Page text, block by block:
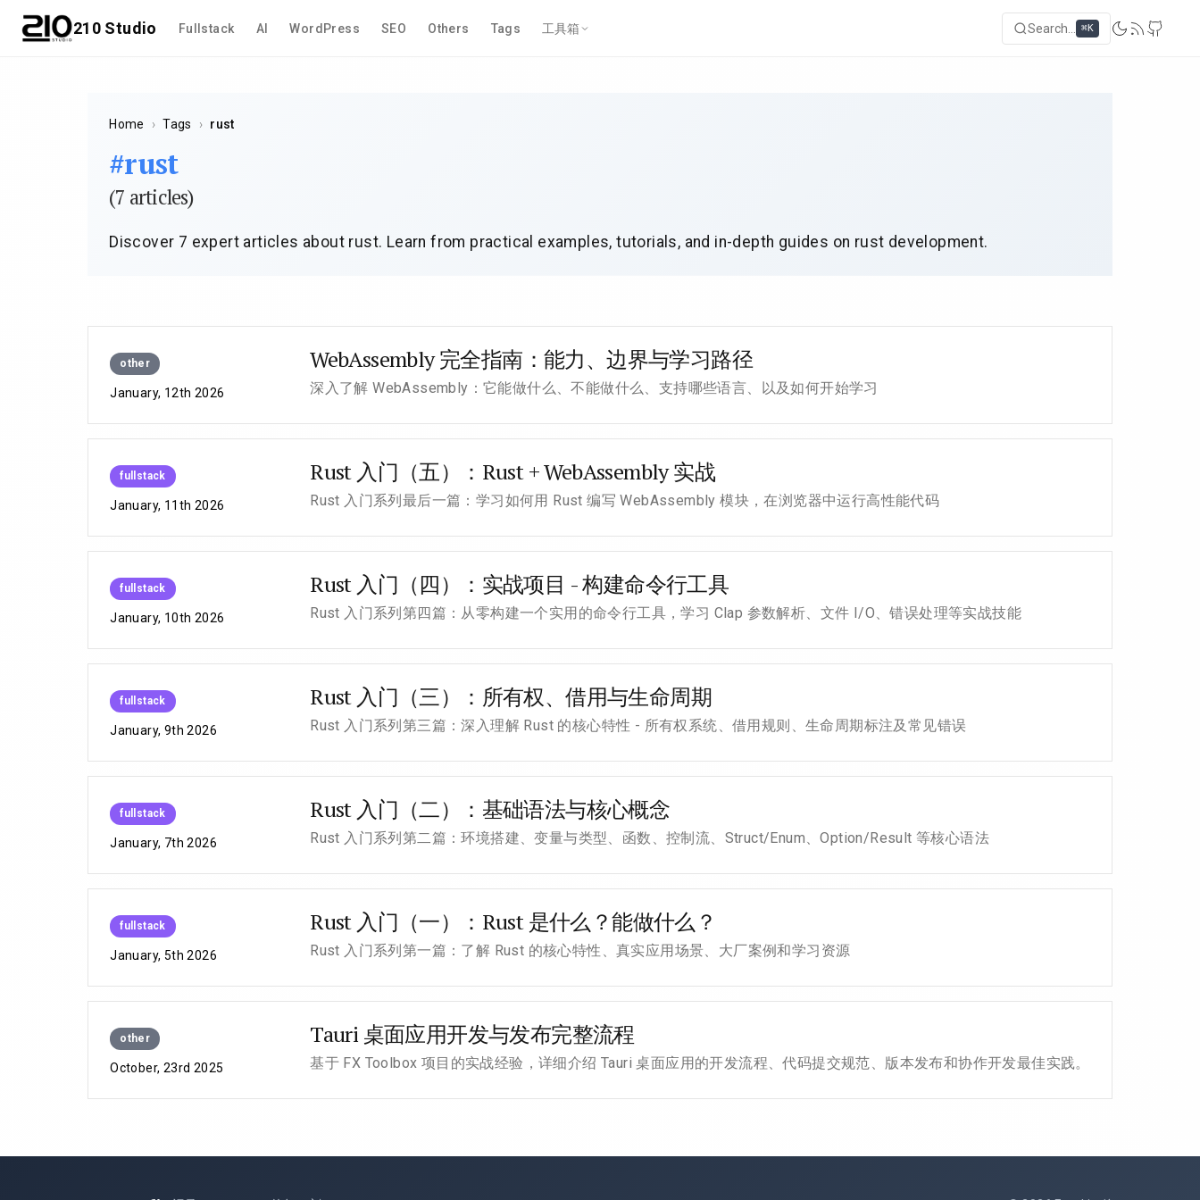
210 Studio Fullstack AI WordPress SEO Others Tags 工具箱 Search... ⌘K
Home › Tags › rust
#rust
(7 articles)
Discover 7 expert articles about rust. Learn from practical examples, tutorials, and in-depth guides on rust development.
other
January, 12th 2026
WebAssembly 完全指南：能力、边界与学习路径
深入了解 WebAssembly：它能做什么、不能做什么、支持哪些语言、以及如何开始学习
fullstack
January, 11th 2026
Rust 入门（五）：Rust + WebAssembly 实战
Rust 入门系列最后一篇：学习如何用 Rust 编写 WebAssembly 模块，在浏览器中运行高性能代码
fullstack
January, 10th 2026
Rust 入门（四）：实战项目 - 构建命令行工具
Rust 入门系列第四篇：从零构建一个实用的命令行工具，学习 Clap 参数解析、文件 I/O、错误处理等实战技能
fullstack
January, 9th 2026
Rust 入门（三）：所有权、借用与生命周期
Rust 入门系列第三篇：深入理解 Rust 的核心特性 - 所有权系统、借用规则、生命周期标注及常见错误
fullstack
January, 7th 2026
Rust 入门（二）：基础语法与核心概念
Rust 入门系列第二篇：环境搭建、变量与类型、函数、控制流、Struct/Enum、Option/Result 等核心语法
fullstack
January, 5th 2026
Rust 入门（一）：Rust 是什么？能做什么？
Rust 入门系列第一篇：了解 Rust 的核心特性、真实应用场景、大厂案例和学习资源
other
October, 23rd 2025
Tauri 桌面应用开发与发布完整流程
基于 FX Toolbox 项目的实战经验，详细介绍 Tauri 桌面应用的开发流程、代码提交规范、版本发布和协作开发最佳实践。